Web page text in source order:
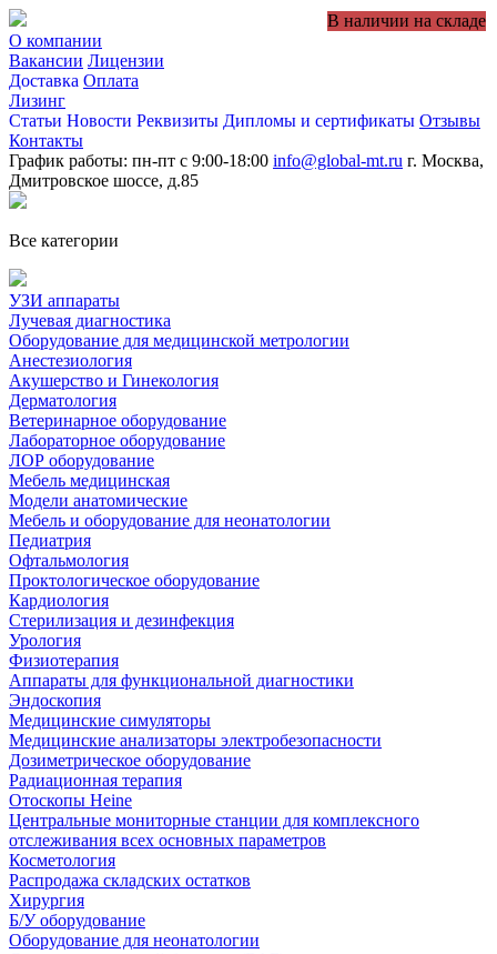
О компании
Вакансии Лицензии
Доставка Оплата
Лизинг
Статьи Новости Реквизиты Дипломы и сертификаты Отзывы
Контакты
График работы: пн-пт с 9:00-18:00 info@global-mt.ru г. Москва,
Дмитровское шоссе, д.85
Все категории
УЗИ аппараты
Лучевая диагностика
Оборудование для медицинской метрологии
Анестезиология
Акушерство и Гинекология
Дерматология
Ветеринарное оборудование
Лабораторное оборудование
ЛОР оборудование
Мебель медицинская
Модели анатомические
Мебель и оборудование для неонатологии
Педиатрия
Офтальмология
Проктологическое оборудование
Кардиология
Стерилизация и дезинфекция
Урология
Физиотерапия
Аппараты для функциональной диагностики
Эндоскопия
Медицинские симуляторы
Медицинские анализаторы электробезопасности
Дозиметрическое оборудование
Радиационная терапия
Отоскопы Heine
Центральные мониторные станции для комплексного
отслеживания всех основных параметров
Косметология
Распродажа складских остатков
Хирургия
Б/У оборудование
Оборудование для неонатологии
В наличии на складе